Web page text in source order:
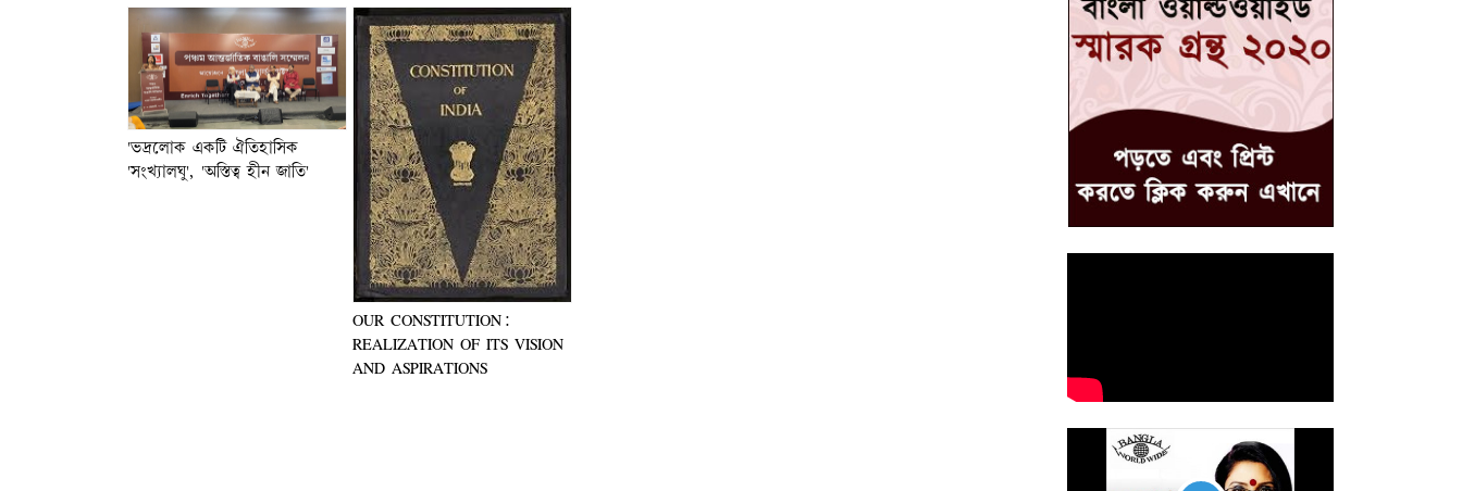
'ভদ্রলোক একটি ঐতিহাসিক
'সংখ্যালঘু', 'অস্তিত্ব হীন জাতি'
OUR CONSTITUTION:
REALIZATION OF ITS VISION
AND ASPIRATIONS